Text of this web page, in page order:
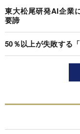
東大松尾研発AI企業
要諦
50％以上が失敗する